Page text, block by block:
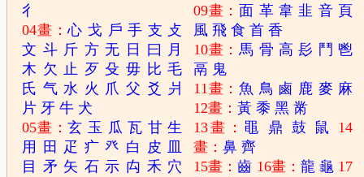
彳
04畫：心 戈 戶 手 支 攴
文 斗 斤 方 无 日 曰 月
木 欠 止 歹 殳 毋 比 毛
氏 气 水 火 爪 父 爻 爿
片 牙 牛 犬
05畫：玄 玉 瓜 瓦 甘 生
用
田 疋 疒 癶 白 皮
目
矛 矢 石 示 禸 禾 穴
09畫： 面 革 韋 韭 音 頁
風 飛 食 首 香
10畫：馬 骨 高 髟 鬥 鬯
鬲 鬼
11畫：魚 鳥 鹵 鹿 麥 麻
12畫：黃 黍 黑 黹
13畫： 黽 鼎 鼓 鼠
14
畫：鼻 齊
15畫：齒 16畫： 龍 龜 17